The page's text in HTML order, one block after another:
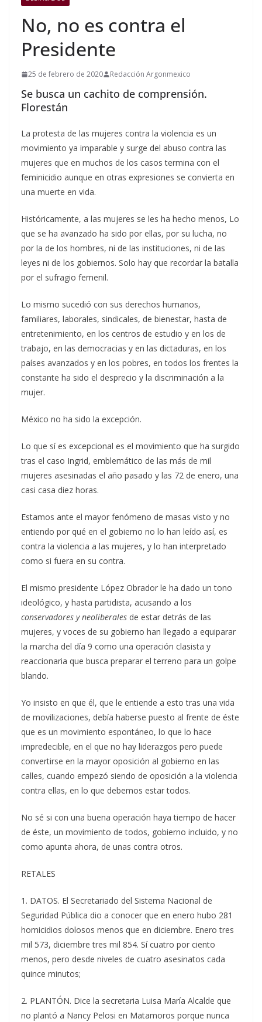
No, no es contra el
Presidente
25 de febrero de 2020 Redacción Argonmexico
Se busca un cachito de comprensión.
Florestán
La protesta de las mujeres contra la violencia es un
movimiento ya imparable y surge del abuso contra las
mujeres que en muchos de los casos termina con el
feminicidio aunque en otras expresiones se convierta en
una muerte en vida.
Históricamente, a las mujeres se les ha hecho menos, Lo
que se ha avanzado ha sido por ellas, por su lucha, no
por la de los hombres, ni de las instituciones, ni de las
leyes ni de los gobiernos. Solo hay que recordar la batalla
por el sufragio femenil.
Lo mismo sucedió con sus derechos humanos,
familiares, laborales, sindicales, de bienestar, hasta de
entretenimiento, en los centros de estudio y en los de
trabajo, en las democracias y en las dictaduras, en los
países avanzados y en los pobres, en todos los frentes la
constante ha sido el desprecio y la discriminación a la
mujer.
México no ha sido la excepción.
Lo que sí es excepcional es el movimiento que ha surgido
tras el caso Ingrid, emblemático de las más de mil
mujeres asesinadas el año pasado y las 72 de enero, una
casi casa diez horas.
Estamos ante el mayor fenómeno de masas visto y no
entiendo por qué en el gobierno no lo han leído así, es
contra la violencia a las mujeres, y lo han interpretado
como si fuera en su contra.
El mismo presidente López Obrador le ha dado un tono
ideológico, y hasta partidista, acusando a los
conservadores y neoliberales de estar detrás de las
mujeres, y voces de su gobierno han llegado a equiparar
la marcha del día 9 como una operación clasista y
reaccionaria que busca preparar el terreno para un golpe
blando.
Yo insisto en que él, que le entiende a esto tras una vida
de movilizaciones, debía haberse puesto al frente de éste
que es un movimiento espontáneo, lo que lo hace
impredecible, en el que no hay liderazgos pero puede
convertirse en la mayor oposición al gobierno en las
calles, cuando empezó siendo de oposición a la violencia
contra ellas, en lo que debemos estar todos.
No sé si con una buena operación haya tiempo de hacer
de éste, un movimiento de todos, gobierno incluido, y no
como apunta ahora, de unas contra otros.
RETALES
1. DATOS. El Secretariado del Sistema Nacional de
Seguridad Pública dio a conocer que en enero hubo 281
homicidios dolosos menos que en diciembre. Enero tres
mil 573, diciembre tres mil 854. Sí cuatro por ciento
menos, pero desde niveles de cuatro asesinatos cada
quince minutos;
2. PLANTÓN. Dice la secretaria Luisa María Alcalde que
no plantó a Nancy Pelosi en Matamoros porque nunca